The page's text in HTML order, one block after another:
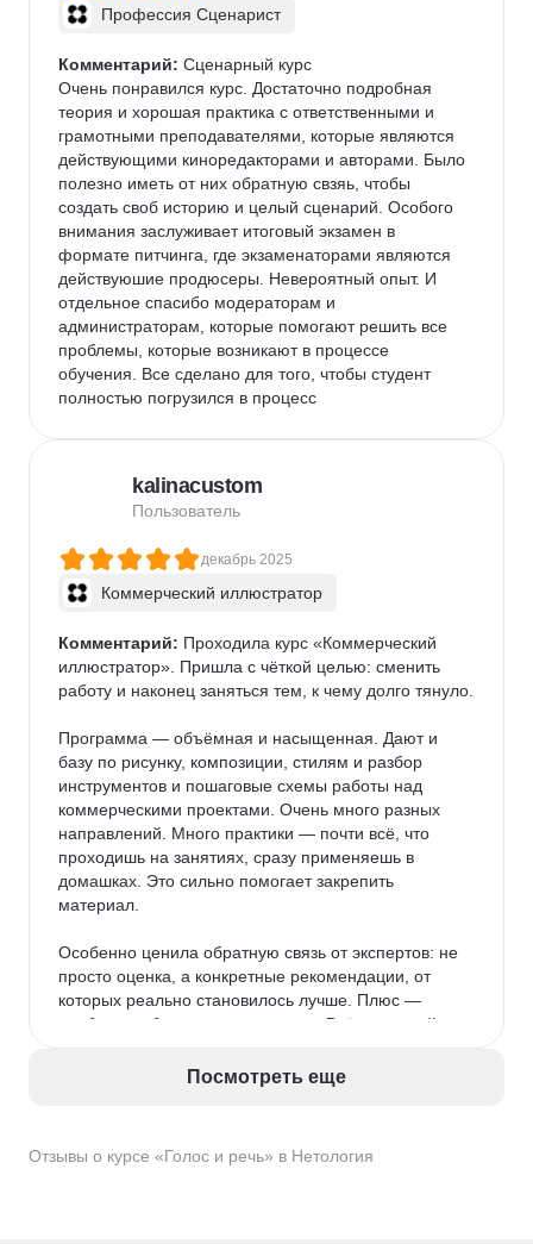
Отзывы о курсе «Голос и речь» в Нетология
Профессия Сценарист
Комментарий: Сценарный курс
Очень понравился курс. Достаточно подробная
теория и хорошая практика с ответственными и
грамотными преподавателями, которые являются
действующими киноредакторами и авторами. Было
полезно иметь от них обратную свзяь, чтобы
создать своб историю и целый сценарий. Особого
внимания заслуживает итоговый экзамен в
формате питчинга, где экзаменаторами являются
действуюшие продюсеры. Невероятный опыт. И
отдельное спасибо модераторам и
администраторам, которые помогают решить все
проблемы, которые возникают в процессе
обучения. Все сделано для того, чтобы студент
полностью погрузился в процесс
kalinacustom
Пользователь
декабрь 2025
Коммерческий иллюстратор
Комментарий: Проходила курс «Коммерческий
иллюстратор». Пришла с чёткой целью: сменить
работу и наконец заняться тем, к чему долго тянуло.
Программа — объёмная и насыщенная. Дают и
базу по рисунку, композиции, стилям и разбор
инструментов и пошаговые схемы работы над
коммерческими проектами. Очень много разных
направлений. Много практики — почти всё, что
проходишь на занятиях, сразу применяешь в
домашках. Это сильно помогает закрепить
материал.
Особенно ценила обратную связь от экспертов: не
просто оценка, а конкретные рекомендации, от
которых реально становилось лучше. Плюс —
удобное мобильное приложение. Всё под рукой:
впереди. Да и выглядит приятно — не ломает глаз.
гораздо продуманнее и удобнее.
Посмотреть еще